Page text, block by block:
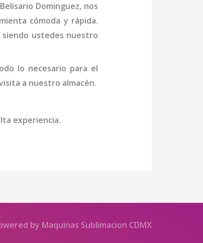
Dominguez, nos
cómoda y rápida.
siendo ustedes nuestro
lo necesario para el
a nuestro almacén.
experiencia.
by Maquinas Sublimacion CDMX